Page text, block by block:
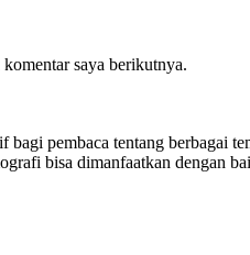
saya berikutnya.
pembaca tentang
bisa dimanfaatkan dengan